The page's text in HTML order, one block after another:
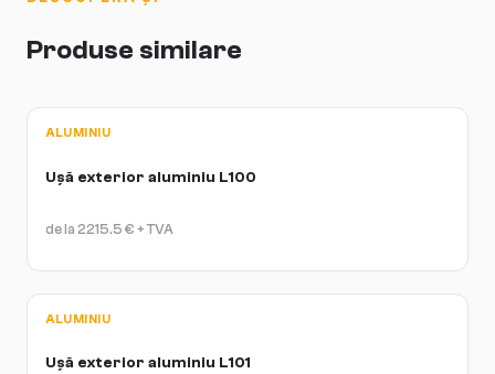
Produse similare
ALUMINIU
Ușă exterior aluminiu L100
de la 2215.5 € + TVA
ALUMINIU
Ușă exterior aluminiu L101